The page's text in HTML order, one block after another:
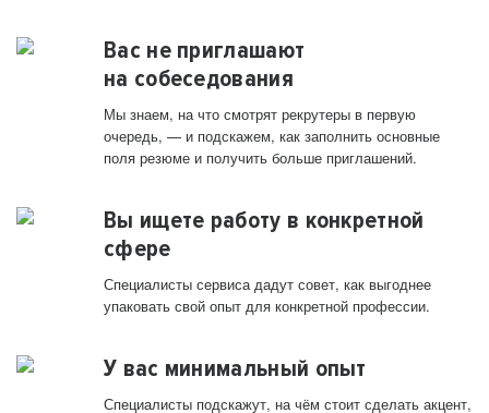
Вас не приглашают
на собеседования
Мы знаем, на что смотрят рекрутеры в первую
очередь, — и подскажем, как заполнить основные
поля резюме и получить больше приглашений.
Вы ищете работу в конкретной
сфере
Специалисты сервиса дадут совет, как выгоднее
упаковать свой опыт для конкретной профессии.
У вас минимальный опыт
Специалисты подскажут, на чём стоит сделать акцент,